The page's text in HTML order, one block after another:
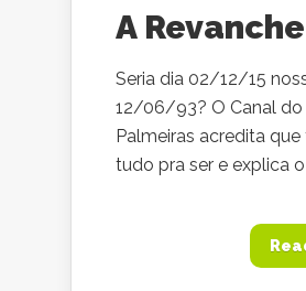
A Revanche
Seria dia 02/12/15
12/06/93? O Canal do
Palmeiras acredita que
tudo pra ser e explica